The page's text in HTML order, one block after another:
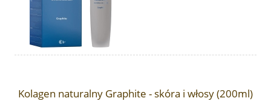
Kolagen naturalny Graphite - skóra i włosy (200ml)